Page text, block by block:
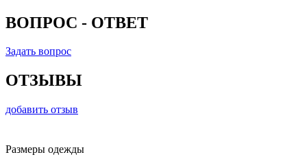
ВОПРОС - ОТВЕТ
Задать вопрос
ОТЗЫВЫ
добавить отзыв
Размеры одежды